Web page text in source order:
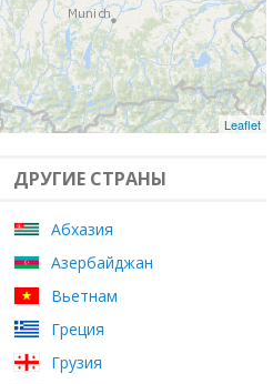
Leaflet
ДРУГИЕ СТРАНЫ
Абхазия
Азербайджан
Вьетнам
Греция
Грузия